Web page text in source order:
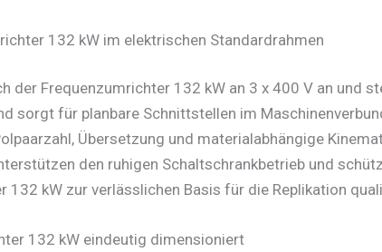
132 kW im elektrischen Standardrahmen
der Frequenzumrichter 132 kW an 3 x 400 V an
sorgt für planbare Schnittstellen im
Übersetzung und materialabhängige
den ruhigen Schaltschrankbetrieb und
kW zur verlässlichen Basis für die Replikation
132 kW eindeutig dimensioniert